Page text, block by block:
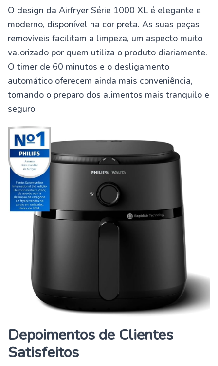
O design da Airfryer Série 1000 XL é elegante e
moderno, disponível na cor preta. As suas peças
removíveis facilitam a limpeza, um aspecto muito
valorizado por quem utiliza o produto diariamente.
O timer de 60 minutos e o desligamento
automático oferecem ainda mais conveniência,
tornando o preparo dos alimentos mais tranquilo e
seguro.
Depoimentos de Clientes
Satisfeitos